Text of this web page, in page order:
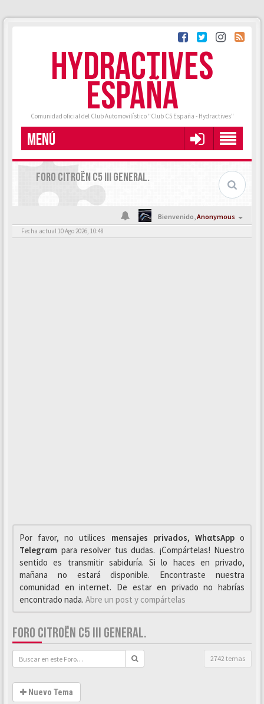
HYDRACTIVES
ESPAÑA
Comunidad oficial del Club Automovilístico "Club C5 España - Hydractives"
MENÚ
FORO CITROËN C5 III GENERAL.
Bienvenido,Anonymous
Fecha actual 10 Ago 2026, 10:48
Por favor, no utilices mensajes privados, WhαtsAppo
Telegrαm para resolver tus dudas. ¡Compártelas! Nuestro
sentido es transmitir sabiduría. Si lo haces en privado,
mañana no estará disponible. Encontraste nuestra
comunidad en internet. De estar en privado no habrías
encontrado nada. Abre un post y compártelas
FORO CITROËN C5 III GENERAL.
2742 temas
Nuevo Tema